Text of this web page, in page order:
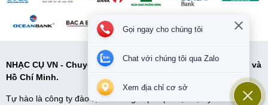
NHẠC CỤ VN - Chuyên cung cấp các loại nhạc cụ tại Hà Nội và
Hồ Chí Minh.
Tự hào là công ty đào tạo và cung cấp cấp nhạc cụ uy tín và chất
Gọi ngay cho chúng tôi
Chat với chúng tôi qua Zalo
Xem địa chỉ cơ sở